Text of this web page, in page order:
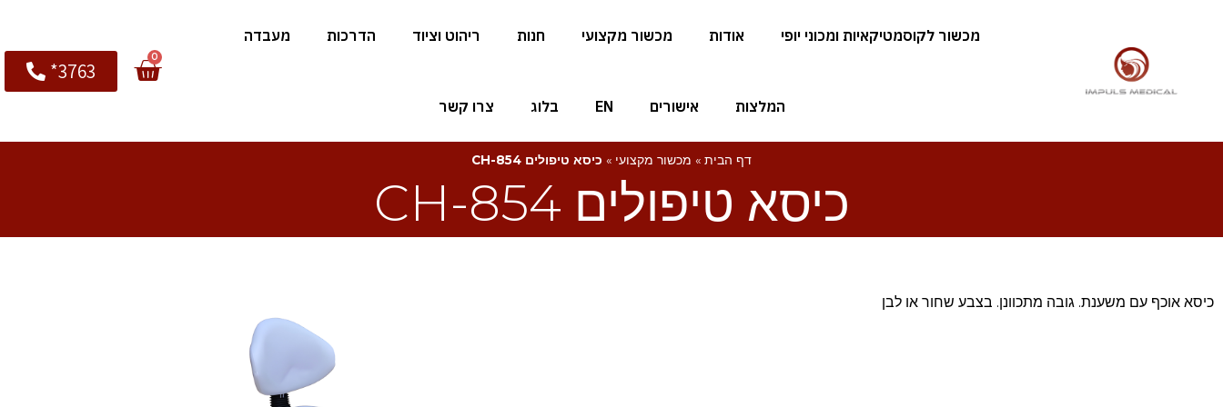
מכשור לקוסמטיקאיות ומכוני יופי אודות מכשור מקצועי חנות ריהוט וציוד הדרכות מעבדה
המלצות אישורים EN בלוג צרו קשר
0
3763*
דף הבית » מכשור מקצועי » כיסא טיפולים CH-854
כיסא טיפולים CH-854
כיסא אוכף עם משענת. גובה מתכוונן. בצבע שחור או לבן